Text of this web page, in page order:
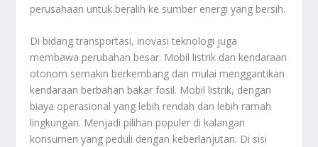
perusahaan untuk beralih ke sumber energi yang bersih.
Di bidang transportasi, inovasi teknologi juga
membawa perubahan besar. Mobil listrik dan kendaraan
otonom semakin berkembang dan mulai menggantikan
kendaraan berbahan bakar fosil. Mobil listrik, dengan
biaya operasional yang lebih rendah dan lebih ramah
lingkungan. Menjadi pilihan populer di kalangan
konsumen yang peduli dengan keberlanjutan. Di sisi